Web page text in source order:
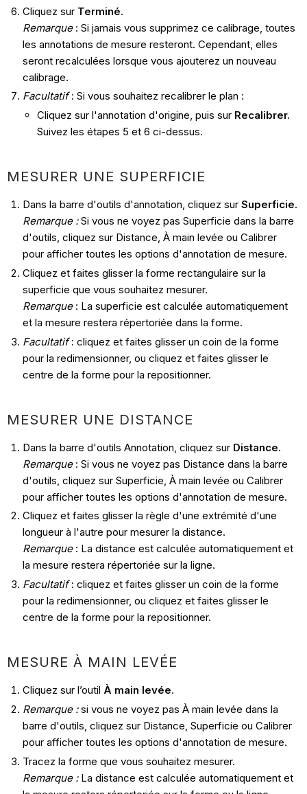
Cliquez sur Terminé.
Remarque: Si jamais vous supprimez ce calibrage, toutes
les annotations de mesure resteront. Cependant, elles
seront recalculées lorsque vous ajouterez un nouveau
calibrage.
Facultatif: Si vous souhaitez recalibrer le plan :
Cliquez sur l'annotation d'origine, puis sur Recalibrer.
Suivez les étapes 5 et 6 ci-dessus.
MESURER UNE SUPERFICIE
Dans la barre d'outils d'annotation, cliquez sur Superficie.
Remarque :Si vous ne voyez pas Superficie dans la barre
d'outils, cliquez sur Distance, À main levée ou Calibrer
pour afficher toutes les options d'annotation de mesure.
Cliquez et faites glisser la forme rectangulaire sur la
superficie que vous souhaitez mesurer.
Remarque: La superficie est calculée automatiquement
et la mesure restera répertoriée dans la forme.
Facultatif: cliquez et faites glisser un coin de la forme
pour la redimensionner, ou cliquez et faites glisser le
centre de la forme pour la repositionner.
MESURER UNE DISTANCE
Dans la barre d'outils Annotation, cliquez sur Distance.
Remarque: Si vous ne voyez pas Distance dans la barre
d'outils, cliquez sur Superficie, À main levée ou Calibrer
pour afficher toutes les options d'annotation de mesure.
Cliquez et faites glisser la règle d'une extrémité d'une
longueur à l'autre pour mesurer la distance.
Remarque: La distance est calculée automatiquement et
la mesure restera répertoriée sur la ligne.
Facultatif: cliquez et faites glisser un coin de la forme
pour la redimensionner, ou cliquez et faites glisser le
centre de la forme pour la repositionner.
MESURE À MAIN LEVÉE
Cliquez sur l’outil À main levée.
Remarque :si vous ne voyez pas À main levée dans la
barre d'outils, cliquez sur Distance, Superficie ou Calibrer
pour afficher toutes les options d'annotation de mesure.
Tracez la forme que vous souhaitez mesurer.
Remarque :La distance est calculée automatiquement et